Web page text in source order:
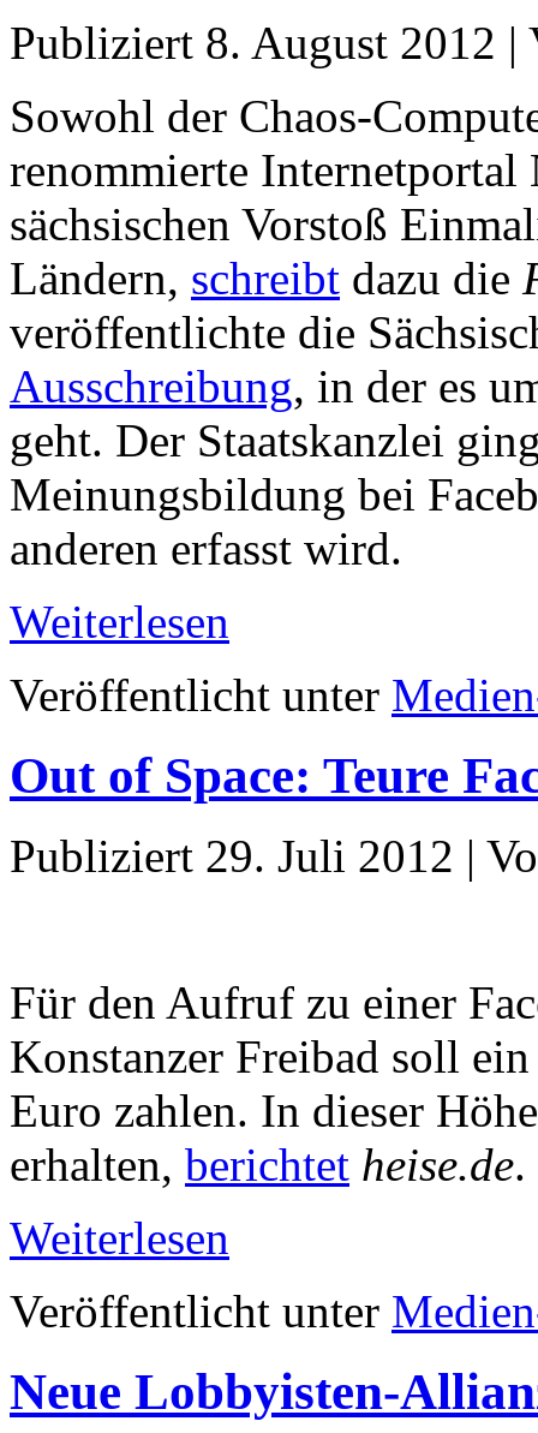
Publiziert 8. August 2012 |
Sowohl der Chaos-
renommierte
sächsischen Vorstoß
Ländern, schreibt dazu die
veröffentlichte die
Ausschreibung, in der es
geht. Der Staatskanzlei
Meinungsbildung bei
anderen erfasst wird.
Weiterlesen
Veröffentlicht unter
Out of Space: Teure
Publiziert 29. Juli 2012 |
Für den Aufruf zu einer
Konstanzer Freibad soll
Euro zahlen. In dieser
erhalten, berichtet heise.de.
Weiterlesen
Veröffentlicht unter
Neue Lobbyisten-